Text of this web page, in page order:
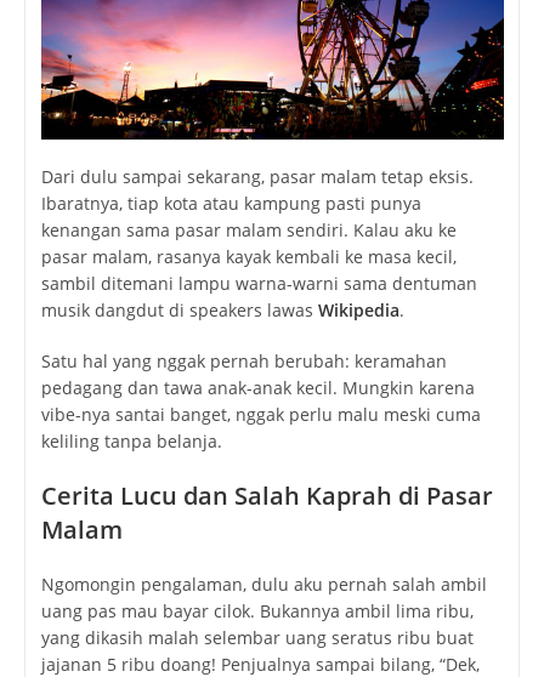
Dari dulu sampai sekarang, pasar malam tetap eksis.
Ibaratnya, tiap kota atau kampung pasti punya
kenangan sama pasar malam sendiri. Kalau aku ke
pasar malam, rasanya kayak kembali ke masa kecil,
sambil ditemani lampu warna-warni sama dentuman
musik dangdut di speakers lawas Wikipedia.
Satu hal yang nggak pernah berubah: keramahan
pedagang dan tawa anak-anak kecil. Mungkin karena
vibe-nya santai banget, nggak perlu malu meski cuma
keliling tanpa belanja.
Cerita Lucu dan Salah Kaprah di Pasar
Malam
Ngomongin pengalaman, dulu aku pernah salah ambil
uang pas mau bayar cilok. Bukannya ambil lima ribu,
yang dikasih malah selembar uang seratus ribu buat
jajanan 5 ribu doang! Penjualnya sampai bilang, “Dek,